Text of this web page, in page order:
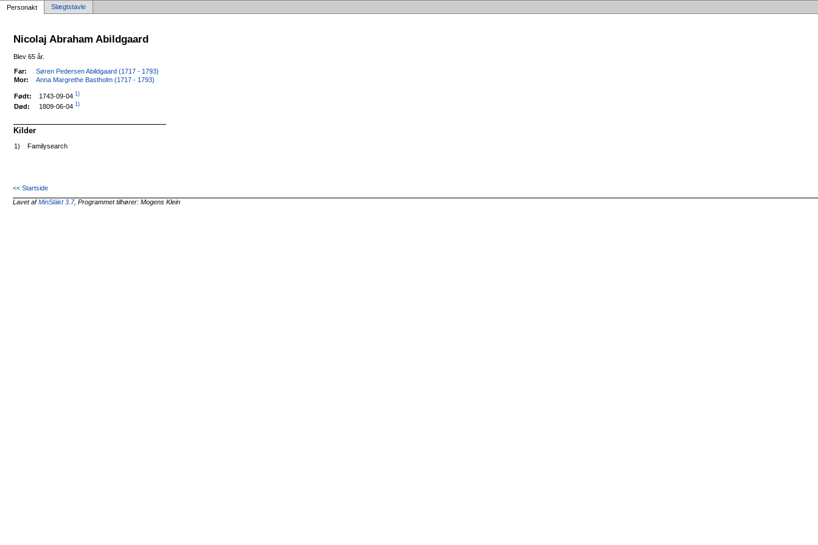
Personakt Slægtstavle
Nicolaj Abraham Abildgaard
Blev 65 år.
Far:
Søren Pedersen Abildgaard (1717 - 1793)
Mor:
Anna Margrethe Bastholm (1717 - 1793)
Født: 1743-09-04 1)
Død: 1809-06-04 1)
Kilder
1) Familysearch
<< Startside
Lavet afMinSläkt 3.7, Programmet tilhører: Mogens Klein